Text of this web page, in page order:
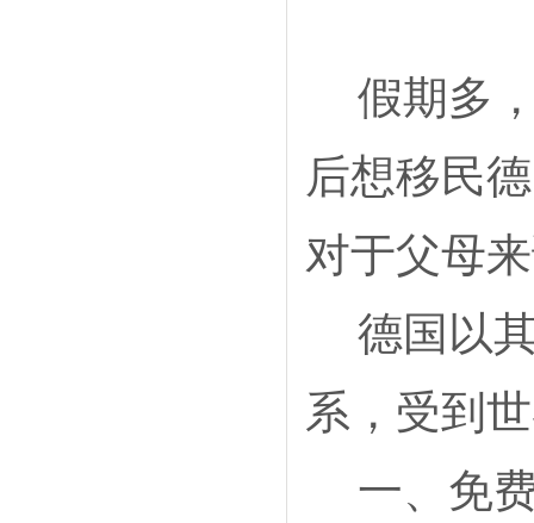
假期多，
后想移民
对于父母
德国以其
系，受到
一、免